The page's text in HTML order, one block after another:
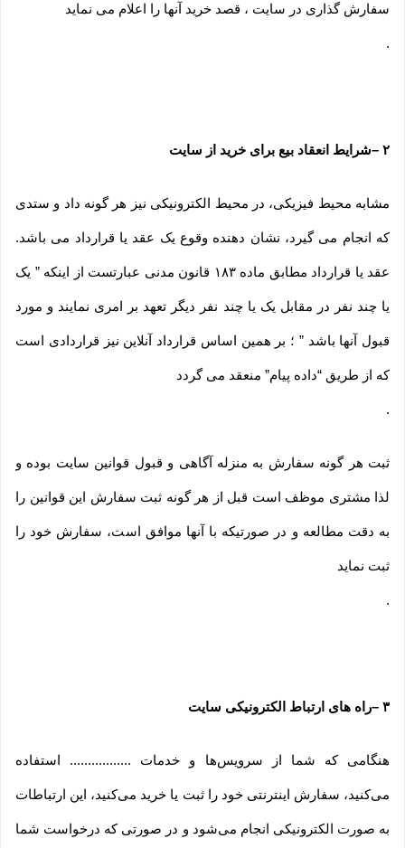
سفارش گذاری در سایت ، قصد خرید آنها را اعلام می نماید
.
۲ –شرایط انعقاد بیع برای خرید از سایت
مشابه محیط فیزیکی، در محیط الکترونیکی نیز هر گونه داد و ستدی
که انجام می گیرد، نشان دهنده وقوع یک عقد یا قرارداد می باشد.
عقد یا قرارداد مطابق ماده ۱۸۳ قانون مدنی عبارتست از اینکه ” یک
یا چند نفر در مقابل یک یا چند نفر دیگر تعهد بر امری نمایند و مورد
قبول آنها باشد ” ؛ بر همین اساس قرارداد آنلاین نیز قراردادی است
که از طریق “داده پیام” منعقد می گردد
.
ثبت هر گونه سفارش به منزله آگاهی و قبول قوانین سایت بوده و
لذا مشتری موظف است قبل از هر گونه ثبت سفارش این قوانین را
به دقت مطالعه و در صورتیکه با آنها موافق است، سفارش خود را
ثبت نماید
.
۳ –راه های ارتباط الکترونیکی سایت
هنگامی که شما از سرویس‌‏ها و خدمات ................. استفاده
می‏‌کنید، سفارش اینترنتی خود را ثبت یا خرید می‏‌کنید، این ارتباطات
به صورت الکترونیکی انجام می‏‌شود و در صورتی که درخواست شما